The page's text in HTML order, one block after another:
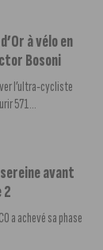
à vélo en
Bosoni
l’ultra-cycliste
571...
avant
2
a achevé sa phase